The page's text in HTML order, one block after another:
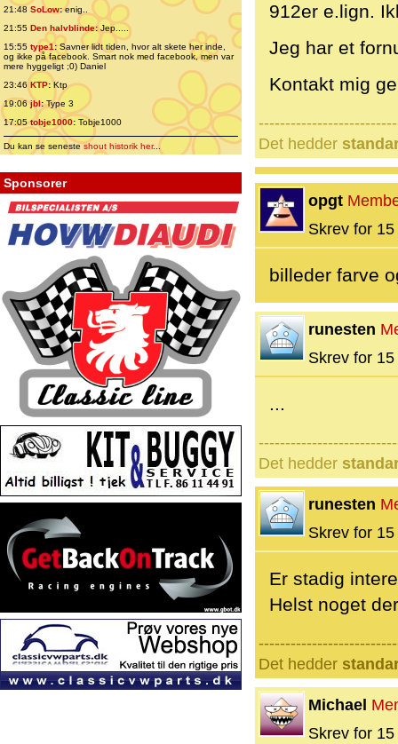
21:48 SoLow:enig..
21:55 Den halvblinde:Jep.....
15:55 type1:Savner lidt tiden, hvor alt skete her inde,
og ikke på facebook. Smart nok med facebook, men var
mere hyggeligt ;0) Daniel
23:46 KTP:Ktp
19:06jbl:Type 3
17:05tobje1000: Tobje1000
Du kan se senesteshout historik her...
Sponsorer
912er e.lign.
Jeg har et
Kontakt mig
Det hedder
opgt
Skrev for
billeder farve
runesten
Skrev for
...
Det hedder
runesten
Skrev for
Er stadig
Helst noget
Det hedder
Michael
Skrev for